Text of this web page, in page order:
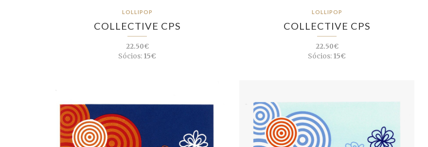
LOLLIPOP
COLLECTIVE CPS
22.50€
Sócios: 15€
LOLLIPOP
COLLECTIVE CPS
22.50€
Sócios: 15€